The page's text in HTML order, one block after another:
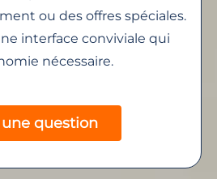
ou des offres spéciales.
interface conviviale qui
nécessaire.
question